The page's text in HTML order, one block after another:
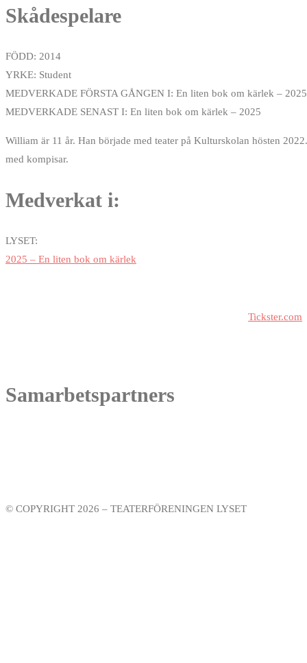
Skådespelare
FÖDD: 2014
YRKE: Student
MEDVERKADE FÖRSTA GÅNGEN I: En liten bok om kärlek – 2025
MEDVERKADE SENAST I: En liten bok om kärlek – 2025
William är 11 år. Han började med teater på Kulturskolan hösten
med kompisar.
Medverkat i:
LYSET:
2025 – En liten bok om kärlek
Tickster.com
Samarbetspartners
© COPYRIGHT 2026 – TEATERFÖRENINGEN LYSET